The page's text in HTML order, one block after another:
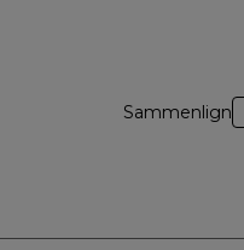
Sammenlign